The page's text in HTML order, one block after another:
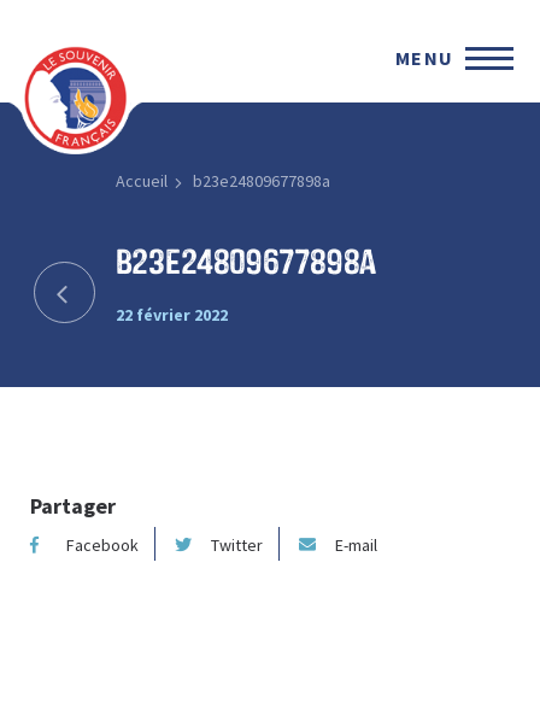
MENU
Accueil b23e24809677898a
b23e24809677898a
22 février 2022
Partager
Facebook Twitter E-mail